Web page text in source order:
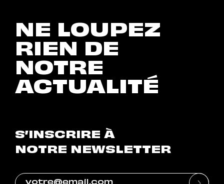
NE LOUPEZ
RIEN DE
NOTRE
ACTUALITÉ
S’INSCRIRE À
NOTRE NEWSLETTER